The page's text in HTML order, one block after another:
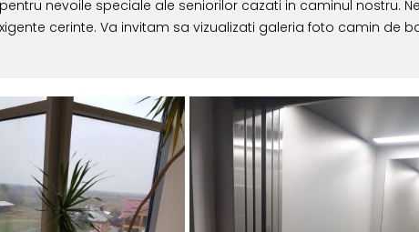
nevoile speciale ale seniorilor cazati in caminul nostru.
cerinte. Va invitam sa vizualizati galeria foto camin de